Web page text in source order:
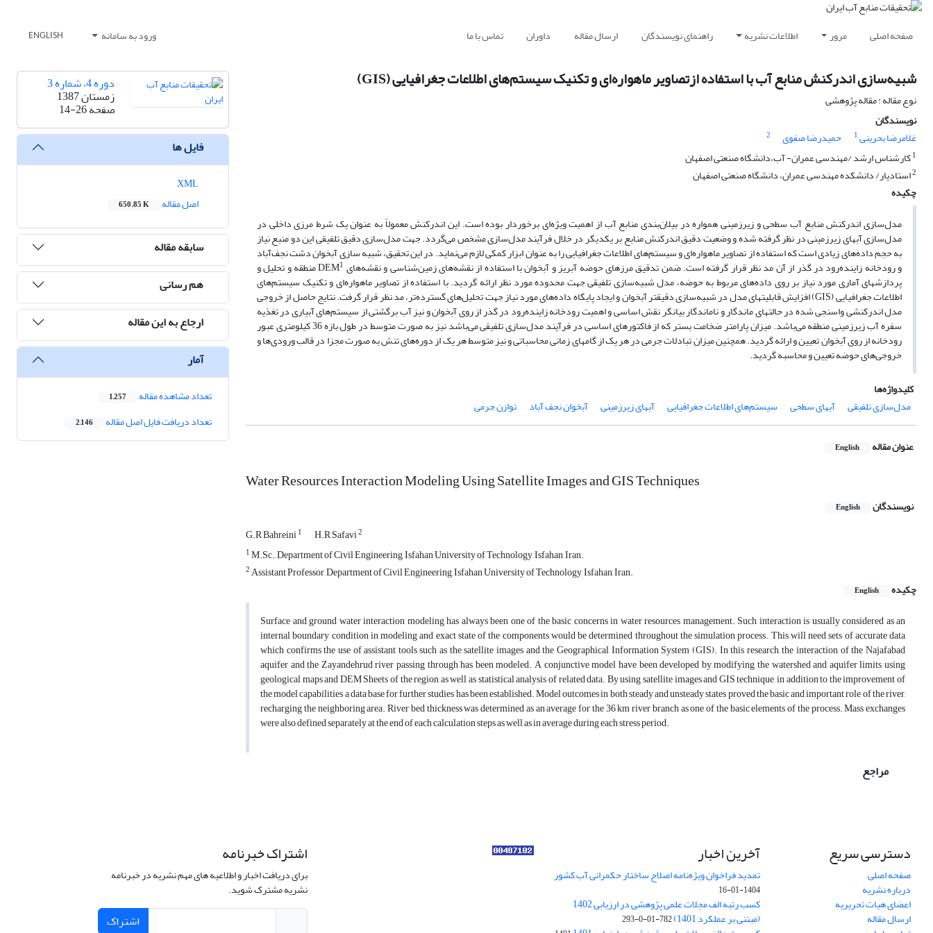
صفحه اصلی مرور اطلاعات نشریه راهنمای نویسندگان ارسال مقاله داوران تماس با ما ورود به سامانه ENGLISH
شبیه‌سازی اندرکنش منابع آب با استفاده ازتصاویر ماهواره‌ای و تکنیک سیستم‌های اطلاعات جغرافیایی (GIS)
نوع مقاله : مقاله پژوهشی
نویسندگان
غلامرضا بحرینی1 حمیدرضا صفوی
2
1کارشناس ارشد /مهندسی عمران- آب،‌دانشگاه صنعتی اصفهان
2استادیار/ دانشکده مهندسی عمران، دانشگاه صنعتی اصفهان
چکیده
مدل‌سازی اندرکنش منابع آب سطحی و زیرزمینی همواره در بیلان‌بندی منابع آب از اهمیت ویژه‌ای برخوردار بوده است. این اندرکنش معمولاً به عنوان یک شرط مرزی داخلی در
مدل‌سازی آبهای زیرزمینی در نظر گرفته شده و وضعیت دقیق اندرکنش منابع بر یکدیگر در خلال فرآیند مدل‌سازی مشخص می‌گردد. جهت مدل‌سازی دقیق تلفیقی این دو منبع نیاز
به حجم داده‌های زیادی است که استفاده از تصاویر ماهواره‌ای و سیستم‌های اطلاعات جغرافیایی را به عنوان ابزار کمکی لازم می‌نماید. در این تحقیق، شبیه‌ سازی آبخوان دشت نجف‌آباد
و رودخانه زاینده‌رود در گذر از آن مد نظر قرار گرفته است. ضمن تدقیق مرزهای حوضه آبریز و آبخوان با استفاده از نقشه‌های زمین‌شناسی و نقشه‌های DEM 1 منطقه و تحلیل و
پردازشهای آماری مورد نیاز بر روی داده‌های مربوط به حوضه، مدل شبیه‌سازی تلفیقی جهت محدوده مورد نظر ارائه گردید. با استفاده از تصاویر ماهواره‌ای و تکنیک سیستم‌های
اطلاعات جغرافیایی (GIS) افزایش قابلیتهای مدل در شبیه‌سازی دقیقتر آبخوان و ایجاد پایگاه داده‌های مورد نیاز جهت تحلیل‌های گسترده‌تر، مد نظر قرار گرفت. نتایج حاصل از خروجی
مدل اندرکنشی واسنجی شده در حالتهای ماندگار و ناماندگار بیانگر نقش اساسی و اهمیت رودخانه زاینده‌رود در گذر از روی آبخوان و نیز آب برگشتی از سیستم‌های آبیاری در تغذیه
سفره‌ آب زیرزمینی منطقه می‌باشد. میزان پارامتر ضخامت بستر که از فاکتورهای اساسی در فرآیند مدل‌سازی تلفیقی می‌باشد نیز به صورت متوسط در طول بازه 36 کیلومتری عبور
رودخانه از روی آبخوان تعیین و ارائه گردید. همچنین میزان تبادلات جرمی در هر یک از گامهای زمانی محاسباتی و نیز متوسط هر یک از دوره‌های تنش به صورت مجزا در قالب ورودی‌ها و
خروجی‌های حوضه تعیین و محاسبه گردید.
کلیدواژه‌ها
مدل‌سازی تلفیقی
آبهای سطحی سیستم‌های اطلاعات جغرافیایی آبهای زیرزمینی آبخوان نجف آباد توازن جرمی
عنوان مقاله English
Water Resources Interaction Modeling Using Satellite Images and GIS Techniques
نویسندگان English
G.R Bahreini1 H.R Safavi2
1M.Sc., Department of Civil Engineering, Isfahan University of Technology, Isfahan, Iran.
2Assistant Professor, Department of Civil Engineering, Isfahan University of Technology, Isfahan, Iran.
چکیده
English
Surface and ground water interaction modeling has always been one of the basic concerns in water resources management. Such interaction is usually considered as an
internal boundary condition in modeling and exact state of the components would be determined throughout the simulation process. This will need sets of accurate data
which confirms the use of assistant tools such as the satellite images and the Geographical Information System (GIS). In this research, the interaction of the Najafabad
aquifer and the Zayandehrud river passing through has been modeled. A conjunctive model have been developed by modifying the watershed and aquifer limits using
geological maps and DEM Sheets of the region as well as statistical analysis of related data. By using satellite images and GIS technique, in addition to the improvement of
the model capabilities a data base for further studies has been established. Model outcomes in both steady and unsteady states proved the basic and important role of the river,
recharging the neighboring area. River bed thickness was determined as an average for the 36 km river branch as one of the basic elements of the process. Mass exchanges
were also defined separately at the end of each calculation steps as well as in average during each stress period.
مراجع
دوره 4، شماره 3
زمستان 1387
صفحه14-26
فایل ها
اصل مقاله
650.85 K
سابقه مقاله
هم رسانی
ارجاع به این مقاله
آمار
تعداد مشاهده مقاله 1,257
تعداد دریافت فایل اصل مقاله 2,146
دسترسی سریع
صفحه اصلی
درباره نشریه
اعضای هیات تحریریه
ارسال مقاله
آخرین اخبار
تمدید فراخوان ویژه‌نامه اصلاح ساختار حکمرانی آب کشور
1404-01-16
کسب رتبه الف مجلات علمی پژوهشی در ارزیابی 1402
(مبتنی بر عملکرد 1401) 782-01-0-293
اشتراک خبرنامه
برای دریافت اخبار و اطلاعیه های مهم نشریه در خبرنامه
نشریه مشترک شوید.
اشتراک